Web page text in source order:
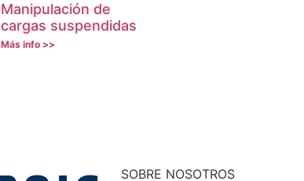
Manipulación de
cargas suspendidas
Más info >>
SOBRE NOSOTROS